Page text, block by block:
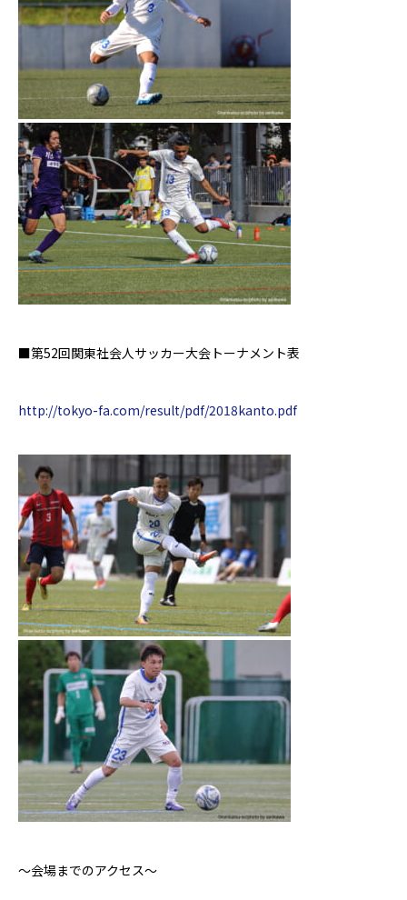
■第52回関東社会人サッカー大会トーナメント表
http://tokyo-fa.com/result/pdf/2018kanto.pdf
〜会場までのアクセス〜